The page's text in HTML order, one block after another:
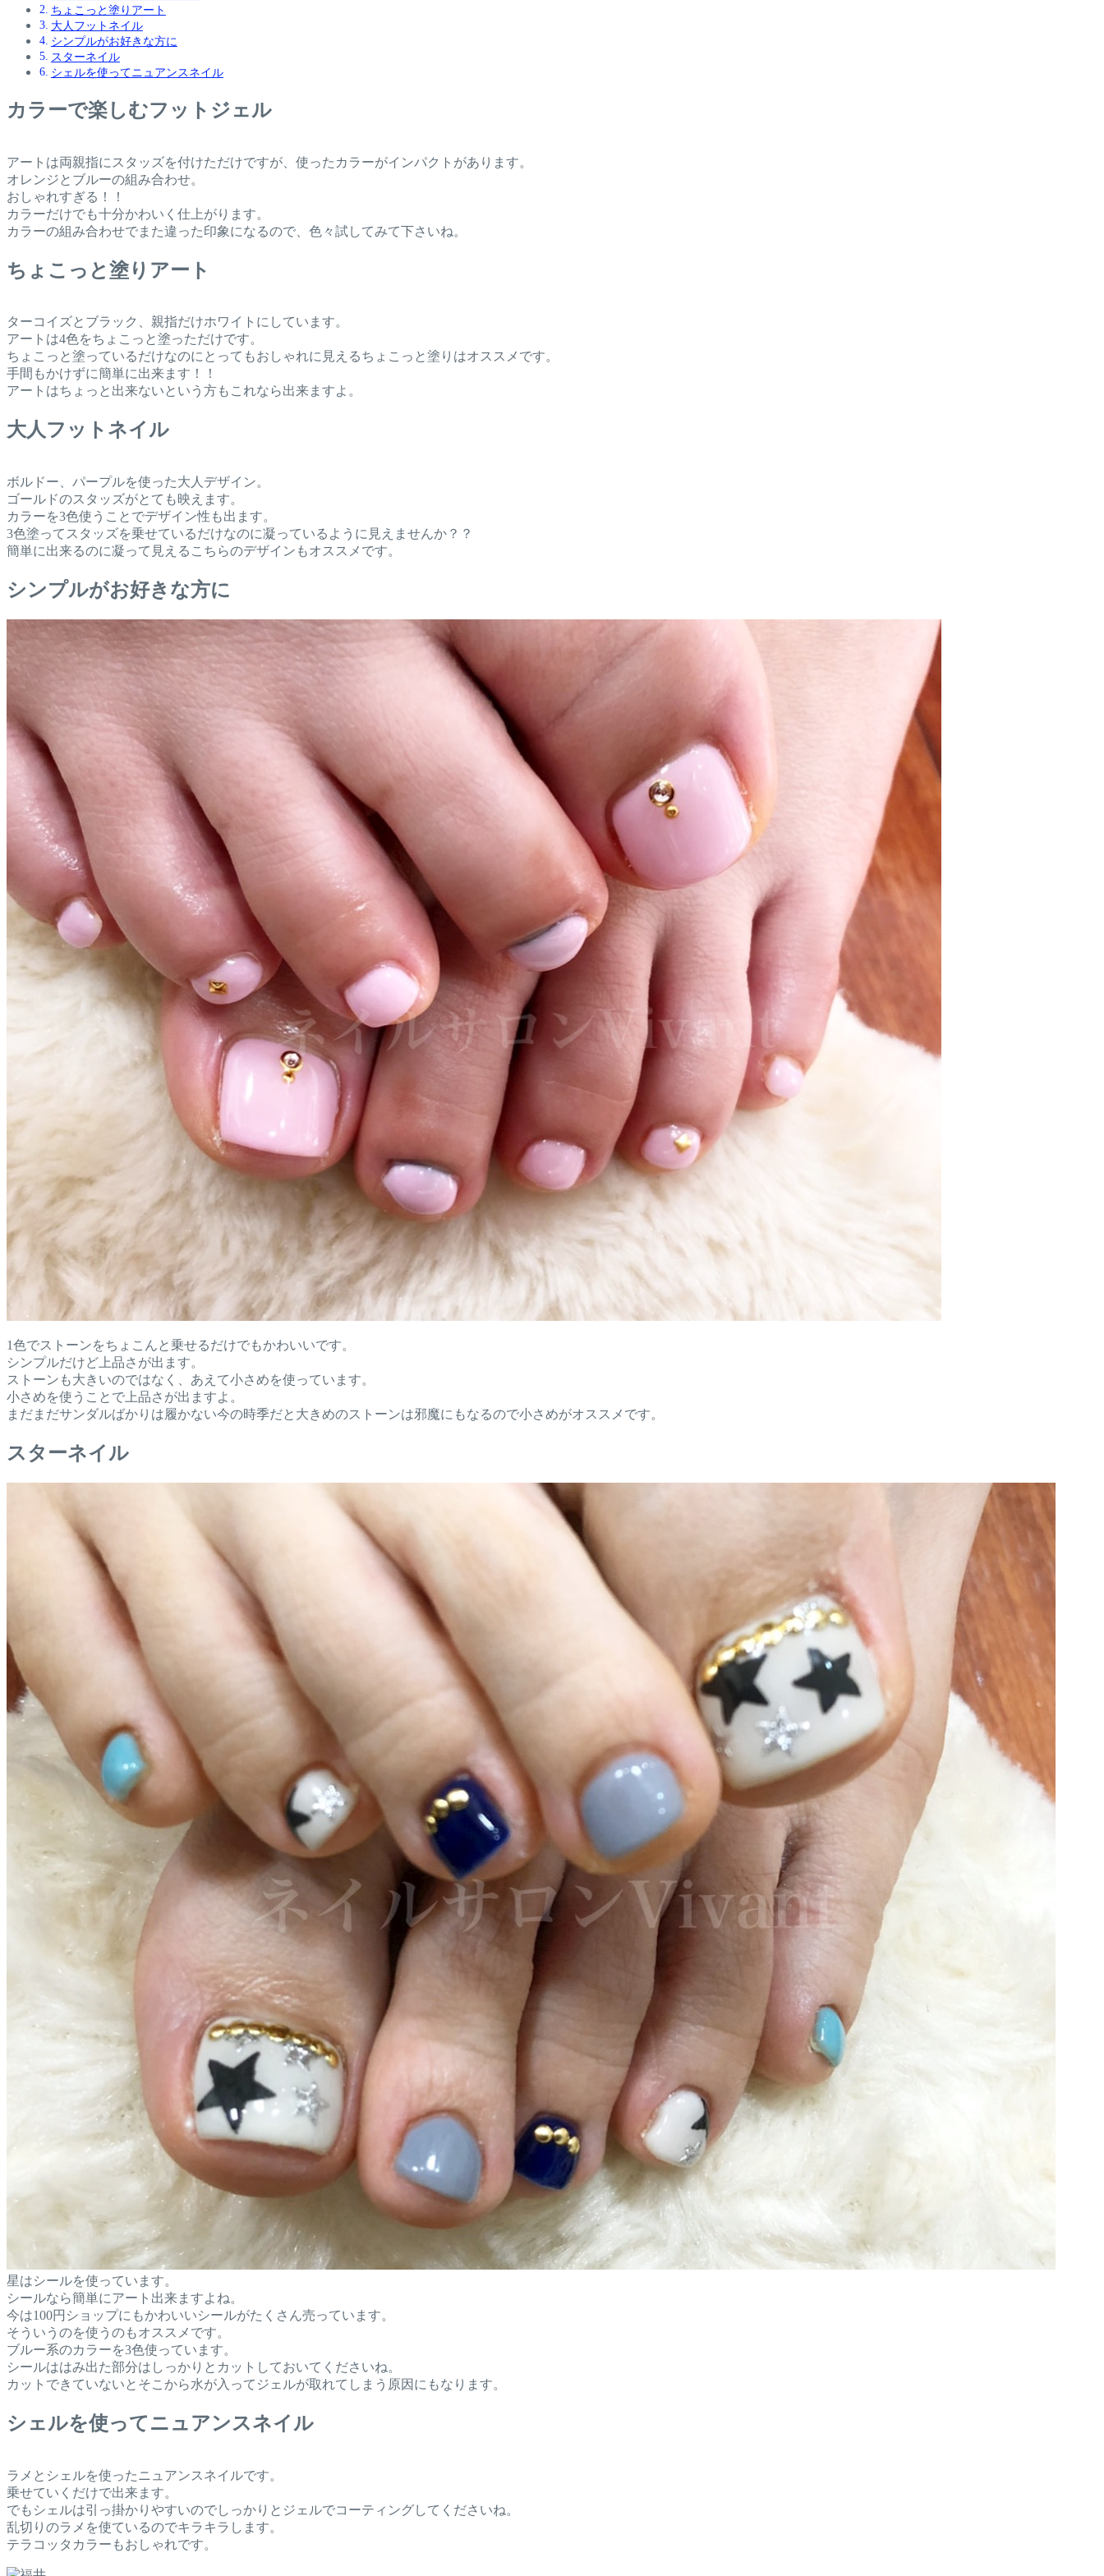
ちょこっと塗りアート
大人フットネイル
シンプルがお好きな方に
スターネイル
シェルを使ってニュアンスネイル
カラーで楽しむフットジェル
アートは両親指にスタッズを付けただけですが、使ったカラーがインパクトがあります。
オレンジとブルーの組み合わせ。
おしゃれすぎる！！
カラーだけでも十分かわいく仕上がります。
カラーの組み合わせでまた違った印象になるので、色々試してみて下さいね。
ちょこっと塗りアート
ターコイズとブラック、親指だけホワイトにしています。
アートは4色をちょこっと塗っただけです。
ちょこっと塗っているだけなのにとってもおしゃれに見えるちょこっと塗りはオススメです。
手間もかけずに簡単に出来ます！！
アートはちょっと出来ないという方もこれなら出来ますよ。
大人フットネイル
ボルドー、パープルを使った大人デザイン。
ゴールドのスタッズがとても映えます。
カラーを3色使うことでデザイン性も出ます。
3色塗ってスタッズを乗せているだけなのに凝っているように見えませんか？？
簡単に出来るのに凝って見えるこちらのデザインもオススメです。
シンプルがお好きな方に
1色でストーンをちょこんと乗せるだけでもかわいいです。
シンプルだけど上品さが出ます。
ストーンも大きいのではなく、あえて小さめを使っています。
小さめを使うことで上品さが出ますよ。
まだまだサンダルばかりは履かない今の時季だと大きめのストーンは邪魔にもなるので小さめがオススメです。
スターネイル
星はシールを使っています。
シールなら簡単にアート出来ますよね。
今は100円ショップにもかわいいシールがたくさん売っています。
そういうのを使うのもオススメです。
ブルー系のカラーを3色使っています。
シールははみ出た部分はしっかりとカットしておいてくださいね。
カットできていないとそこから水が入ってジェルが取れてしまう原因にもなります。
シェルを使ってニュアンスネイル
ラメとシェルを使ったニュアンスネイルです。
乗せていくだけで出来ます。
でもシェルは引っ掛かりやすいのでしっかりとジェルでコーティングしてくださいね。
乱切りのラメを使ているのでキラキラします。
テラコッタカラーもおしゃれです。